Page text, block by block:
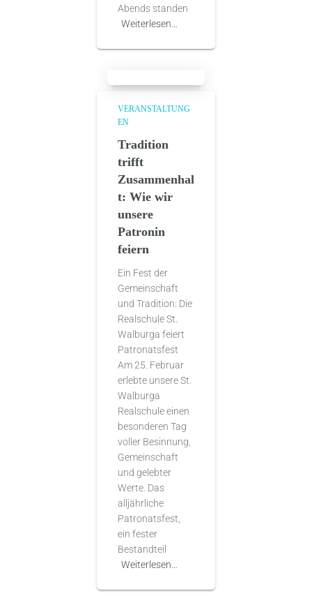
Abends standen
Weiterlesen…
VERANSTALTUNG
EN
Tradition
trifft
Zusammenhal
t: Wie wir
unsere
Patronin
feiern
Ein Fest der
Gemeinschaft
und Tradition: Die
Realschule St.
Walburga feiert
Patronatsfest
Am 25. Februar
erlebte unsere St.
Walburga
Realschule einen
besonderen Tag
voller Besinnung,
Gemeinschaft
und gelebter
Werte. Das
alljährliche
Patronatsfest,
ein fester
Bestandteil
Weiterlesen…